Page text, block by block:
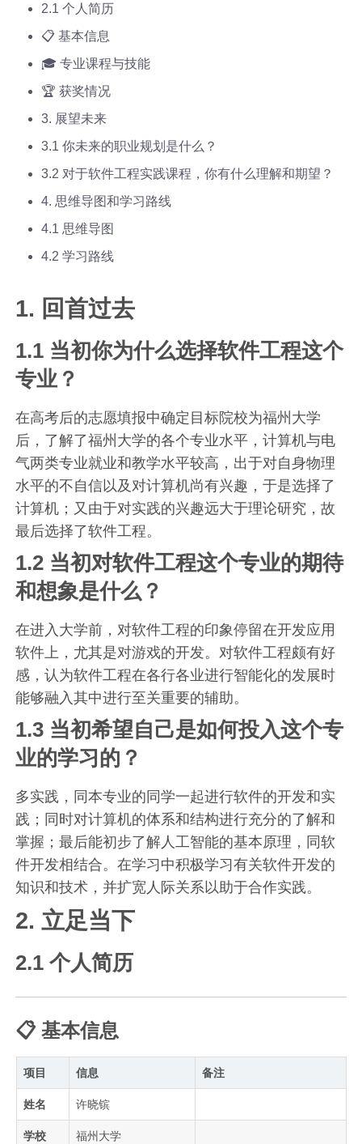
2.1 个人简历
📋 基本信息
🎓 专业课程与技能
🏆 获奖情况
3. 展望未来
3.1 你未来的职业规划是什么？
3.2 对于软件工程实践课程，你有什么理解和期望？
4. 思维导图和学习路线
4.1 思维导图
4.2 学习路线
1. 回首过去
1.1 当初你为什么选择软件工程这个
专业？
在高考后的志愿填报中确定目标院校为福州大学
后，了解了福州大学的各个专业水平，计算机与电
气两类专业就业和教学水平较高，出于对自身物理
水平的不自信以及对计算机尚有兴趣，于是选择了
计算机；又由于对实践的兴趣远大于理论研究，故
最后选择了软件工程。
1.2 当初对软件工程这个专业的期待
和想象是什么？
在进入大学前，对软件工程的印象停留在开发应用
软件上，尤其是对游戏的开发。对软件工程颇有好
感，认为软件工程在各行各业进行智能化的发展时
能够融入其中进行至关重要的辅助。
1.3 当初希望自己是如何投入这个专
业的学习的？
多实践，同本专业的同学一起进行软件的开发和实
践；同时对计算机的体系和结构进行充分的了解和
掌握；最后能初步了解人工智能的基本原理，同软
件开发相结合。在学习中积极学习有关软件开发的
知识和技术，并扩宽人际关系以助于合作实践。
2. 立足当下
2.1 个人简历
📋 基本信息
项目 信息 备注
姓名 许晓镔
学校 福州大学